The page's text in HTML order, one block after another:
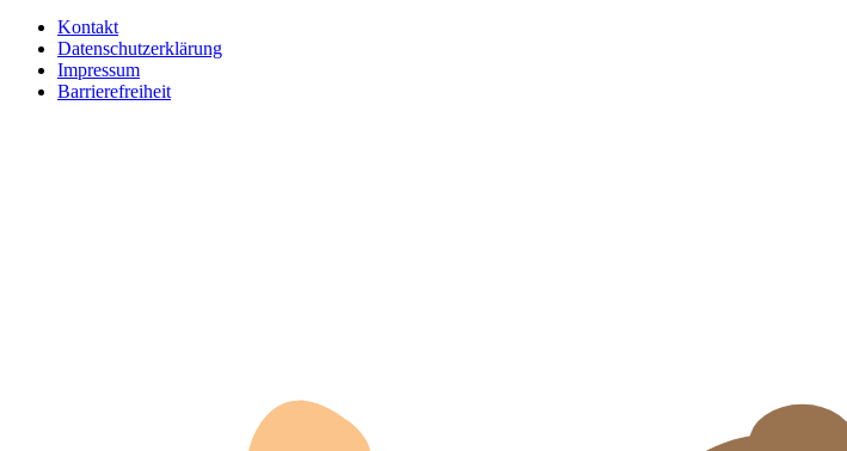
Kontakt
Datenschutzerklärung
Impressum
Barrierefreiheit